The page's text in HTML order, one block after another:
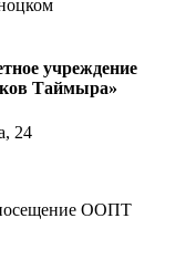
извержение
Таймыра»
24
ООПТ